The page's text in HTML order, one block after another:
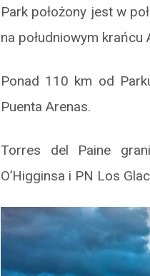
Park położony jest w
na południowym krańcu
Ponad 110 km od
Puenta Arenas.
Torres del Paine
O’Higginsa i PN Los